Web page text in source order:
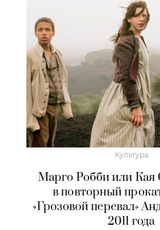
Культура
Марго Робби или Кая
в повторный
«Грозовой перевал»
2011 года